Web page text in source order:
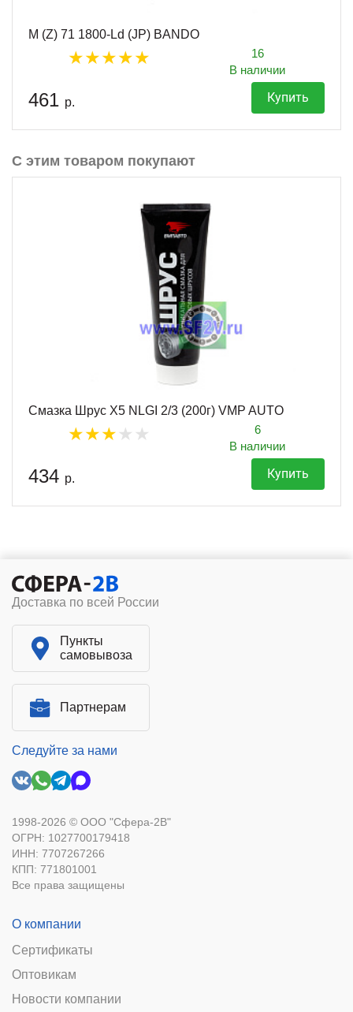
M (Z) 71 1800-Ld (JP) BANDO
16
В наличии
461 р. Купить
С этим товаром покупают
Смазка Шрус X5 NLGI 2/3 (200г) VMP AUTO
6
В наличии
434 р. Купить
Доставка по всей России
Пункты
самовывоза
Партнерам
Следуйте за нами
1998-2026 © ООО "Сфера-2В"
ОГРН: 1027700179418
ИНН: 7707267266
КПП: 771801001
Все права защищены
О компании
Сертификаты
Оптовикам
Новости компании